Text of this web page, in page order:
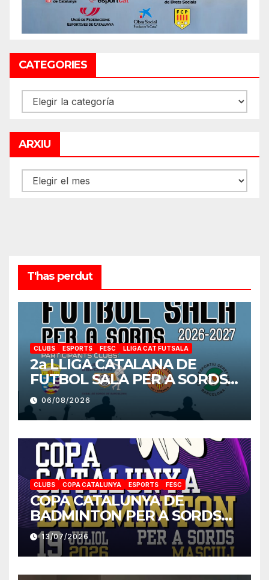
CATEGORIES
CATEGORIES
ARXIU
ARXIU
T'has perdut
CLUBS ESPORTS FESC LLIGA CAT FUTSALA
2a LLIGA CATALANA DE
FUTBOL SALA PER A SORDS
2026-2027
06/08/2026
CLUBS COPA CATALUNYA ESPORTS FESC
COPA CATALUNYA DE
BADMINTON PER A SORDS
2026
13/07/2026